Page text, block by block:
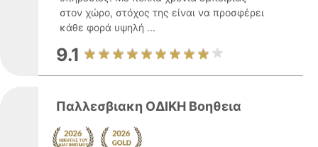
στον χώρο, στόχος της είναι να προσφέρει
κάθε φορά υψηλή ...
9.1
Παλλεσβιακη ΟΔΙΚΗ Βοηθεια